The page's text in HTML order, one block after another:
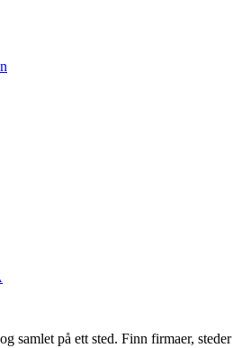
samlet på ett sted. Finn firmaer, steder